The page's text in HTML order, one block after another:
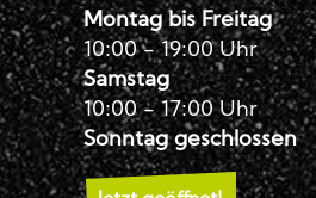
Montag bis Freitag
10:00 - 19:00 Uhr
Samstag
10:00 - 17:00 Uhr
Sonntag geschlossen